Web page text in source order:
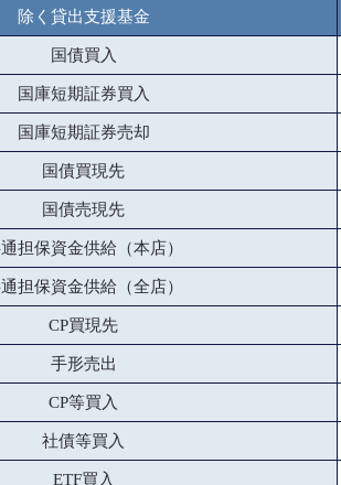
除く貸出支援基金
国債買入
国庫短期証券買入
国庫短期証券売却
国債買現先
国債売現先
担保資金供給（本店）
担保資金供給（全店）
CP買現先
手形売出
CP等買入
社債等買入
ETF買入